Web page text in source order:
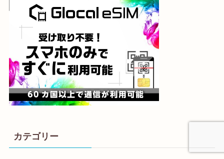
カテゴリー